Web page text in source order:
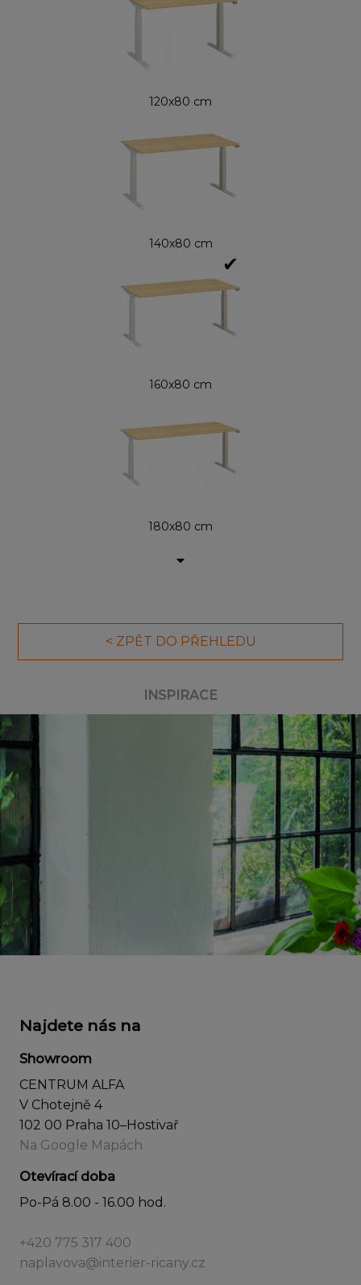
120x80 cm
140x80 cm
✔
160x80 cm
180x80 cm
< ZPĚT DO PŘEHLEDU
INSPIRACE
Najdete nás na
Showroom
CENTRUM ALFA
V Chotejně 4
102 00 Praha 10–Hostivař
Na Google Mapách
Otevírací doba
Po-Pá 8.00 - 16.00 hod.
+420 775 317 400
naplavova@interier-ricany.cz